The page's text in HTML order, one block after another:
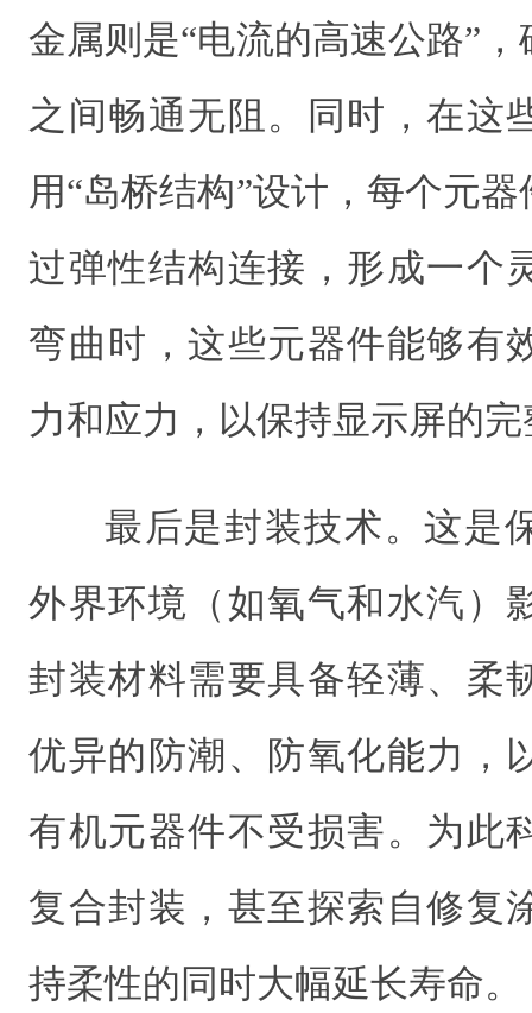
金属则是“电流的高速公路”
之间畅通无阻。同时，在这
用“岛桥结构”设计，每个元
过弹性结构连接，形成一个
弯曲时，这些元器件能够有
力和应力，以保持显示屏的
最后是封装技术。这是
外界环境（如氧气和水汽）
封装材料需要具备轻薄、柔
优异的防潮、防氧化能力，
有机元器件不受损害。为此
复合封装，甚至探索自修复
持柔性的同时大幅延长寿命。